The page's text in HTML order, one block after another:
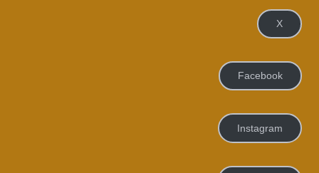
X
Facebook
Instagram